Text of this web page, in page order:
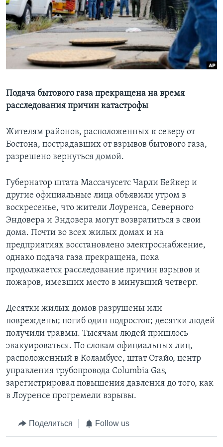
Learning English
СОЦИАЛЬНЫЕ СЕТИ
Языки
Подача бытового газа прекращена на время
расследования причин катастрофы
Жителям районов, расположенных к северу от
Бостона, пострадавших от взрывов бытового газа,
разрешено вернуться домой.
Губернатор штата Массачусетс Чарли Бейкер и
другие официальные лица объявили утром в
воскресенье, что жители Лоуренса, Северного
Эндовера и Эндовера могут возвратиться в свои
дома. Почти во всех жилых домах и на
предприятиях восстановлено электроснабжение,
однако подача газа прекращена, пока
продолжается расследование причин взрывов и
пожаров, имевших место в минувший четверг.
Десятки жилых домов разрушены или
повреждены; погиб один подросток; десятки людей
получили травмы. Тысячам людей пришлось
эвакуироваться. По словам официальных лиц,
расположенный в Коламбусе, штат Огайо, центр
управления трубопровода Columbia Gas,
зарегистрировал повышения давления до того, как
в Лоуренсе прогремели взрывы.
Поделиться Follow us